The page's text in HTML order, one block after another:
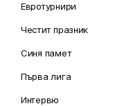
Евротурнири
Честит празник
Синя памет
Първа лига
Интервю